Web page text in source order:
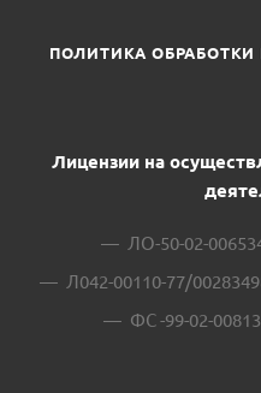
ПОЛИТИКА
Лицензии на
ЛО-50-02-
Л042-00110-77/
ФС -99-02-